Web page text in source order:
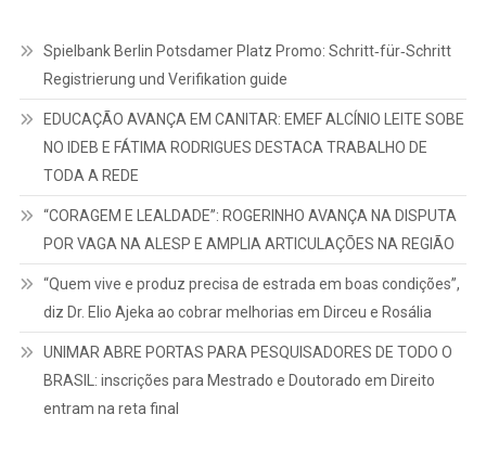
Spielbank Berlin Potsdamer Platz Promo: Schritt‑für‑Schritt
Registrierung und Verifikation guide
EDUCAÇÃO AVANÇA EM CANITAR: EMEF ALCÍNIO LEITE SOBE
NO IDEB E FÁTIMA RODRIGUES DESTACA TRABALHO DE
TODA A REDE
“CORAGEM E LEALDADE”: ROGERINHO AVANÇA NA DISPUTA
POR VAGA NA ALESP E AMPLIA ARTICULAÇÕES NA REGIÃO
“Quem vive e produz precisa de estrada em boas condições”,
diz Dr. Elio Ajeka ao cobrar melhorias em Dirceu e Rosália
UNIMAR ABRE PORTAS PARA PESQUISADORES DE TODO O
BRASIL: inscrições para Mestrado e Doutorado em Direito
entram na reta final